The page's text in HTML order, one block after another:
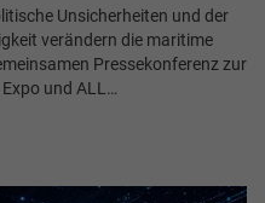
Unsicherheiten und der
verändern die maritime
Pressekonferenz zur
und ALL…